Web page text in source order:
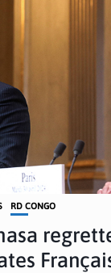
RD CONGO